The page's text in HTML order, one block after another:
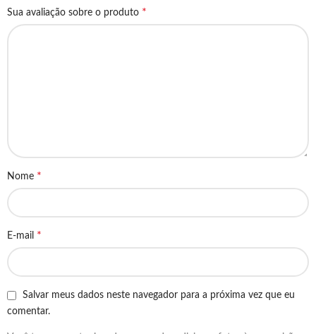
Sua avaliação sobre o produto *
Nome *
E-mail *
Salvar meus dados neste navegador para a próxima vez que eu
comentar.